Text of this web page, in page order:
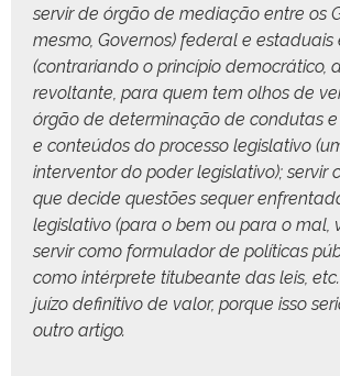
servir de órgão de medi­ação entre os
mes­mo, Gov­er­nos) fed­er­al e estad­u­ais
(con­trar­ian­do o princí­pio democráti­co,
revoltante, para quem tem olhos de
órgão de deter­mi­nação de con­du­tas
e con­teú­dos do proces­so leg­isla­ti­vo
inter­ven­tor do poder leg­isla­ti­vo); servir
que decide questões sequer
leg­isla­ti­vo (para o bem ou para o mal,
servir como for­mu­lador de políti­cas
como intér­prete titubeante das leis,
juí­zo defin­i­ti­vo de val­or, porque isso
out­ro artigo.